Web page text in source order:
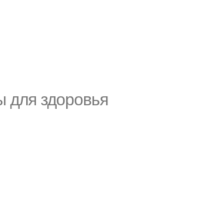
для здоровья